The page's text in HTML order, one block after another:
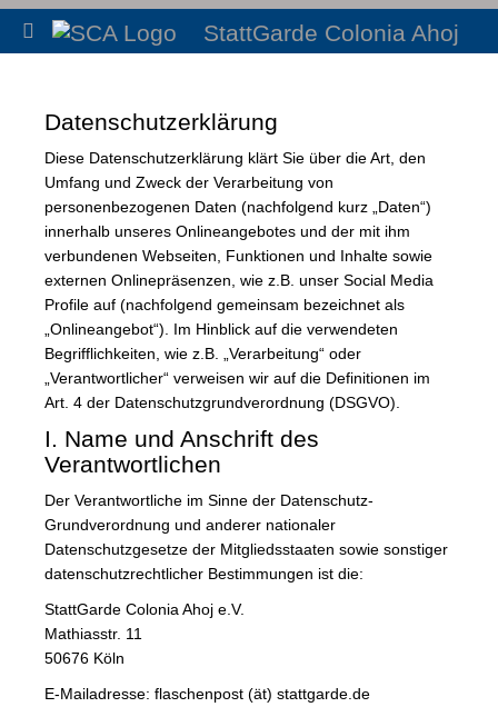
StattGarde Colonia Ahoj
Datenschutzerklärung
Diese Datenschutzerklärung klärt Sie über die Art, den
Umfang und Zweck der Verarbeitung von
personenbezogenen Daten (nachfolgend kurz „Daten“)
innerhalb unseres Onlineangebotes und der mit ihm
verbundenen Webseiten, Funktionen und Inhalte sowie
externen Onlinepräsenzen, wie z.B. unser Social Media
Profile auf (nachfolgend gemeinsam bezeichnet als
„Onlineangebot“). Im Hinblick auf die verwendeten
Begrifflichkeiten, wie z.B. „Verarbeitung“ oder
„Verantwortlicher“ verweisen wir auf die Definitionen im
Art. 4 der Datenschutzgrundverordnung (DSGVO).
I. Name und Anschrift des
Verantwortlichen
Der Verantwortliche im Sinne der Datenschutz-
Grundverordnung und anderer nationaler
Datenschutzgesetze der Mitgliedsstaaten sowie sonstiger
datenschutzrechtlicher Bestimmungen ist die:
StattGarde Colonia Ahoj e.V.
Mathiasstr. 11
50676 Köln
E-Mailadresse: flaschenpost (ät) stattgarde.de